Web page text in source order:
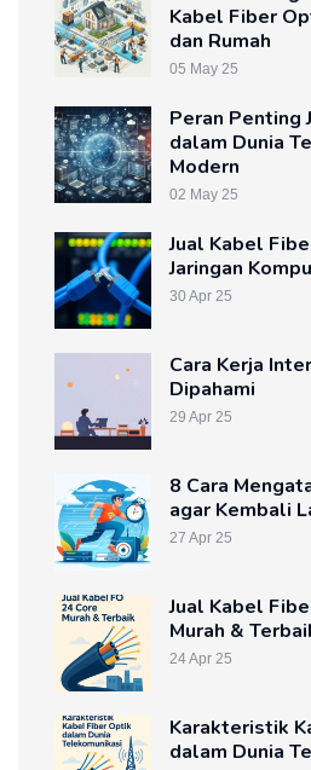
Kabel Fiber
dan Rumah
05 May 25
Peran Penting
dalam Dunia
Modern
02 May 25
Jual Kabel
Jaringan
30 Apr 25
Cara Kerja
Dipahami
29 Apr 25
8 Cara
agar Kembali
27 Apr 25
Jual Kabel
Murah &
24 Apr 25
Karakteristik
dalam Dunia